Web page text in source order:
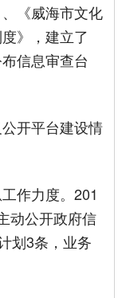
《威海市文化
》，建立了
信息审查台
开平台建设情
作力度。201
动公开政府信
划3条，业务